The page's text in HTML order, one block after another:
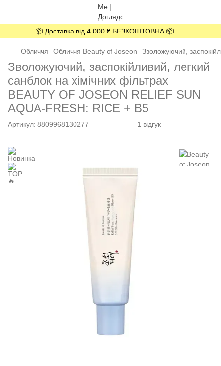
📦 Доставка від 4 000 ₴ БЕЗКОШТОВНА 📦
Обличчя Обличчя Beauty of Joseon Зволожуючий,
Зволожуючий, заспокійливий, легкий
санблок на хімічних фільтрах
BEAUTY OF JOSEON RELIEF SUN
AQUA-FRESH: RICE + B5
Артикул: 8809968130277 1 відгук